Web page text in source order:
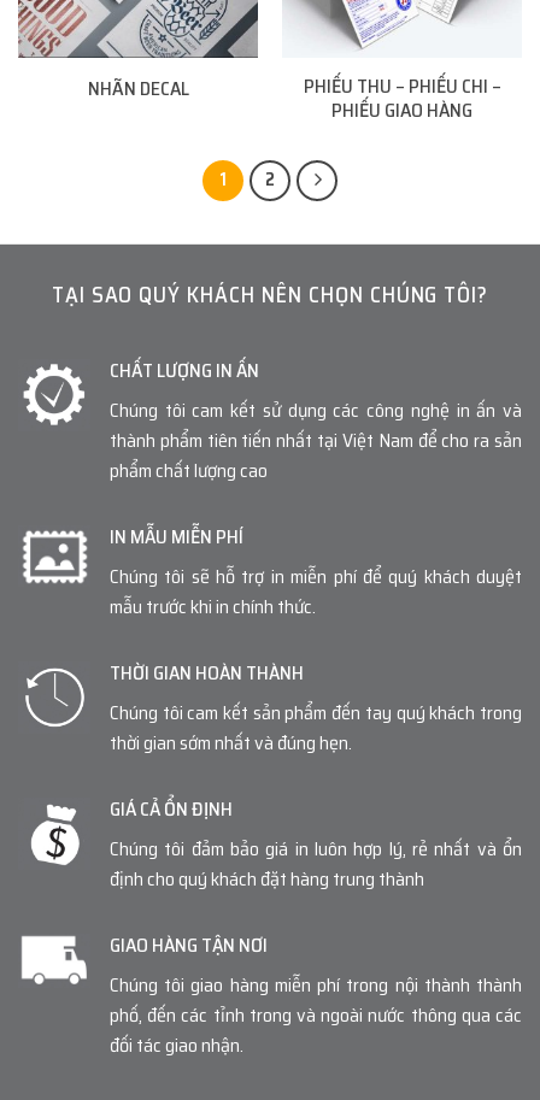
NHÃN DECAL
PHIẾU THU – PHIẾU CHI –
PHIẾU GIAO HÀNG
1 2
TẠI SAO QUÝ KHÁCH NÊN CHỌN CHÚNG TÔI?
CHẤT LƯỢNG IN ẤN
Chúng tôi cam kết sử dụng các công nghệ in ấn và
thành phẩm tiên tiến nhất tại Việt Nam để cho ra sản
phẩm chất lượng cao
IN MẪU MIỄN PHÍ
Chúng tôi sẽ hỗ trợ in miễn phí để quý khách duyệt
mẫu trước khi in chính thức.
THỜI GIAN HOÀN THÀNH
Chúng tôi cam kết sản phẩm đến tay quý khách trong
thời gian sớm nhất và đúng hẹn.
GIÁ CẢ ỔN ĐỊNH
Chúng tôi đảm bảo giá in luôn hợp lý, rẻ nhất và ổn
định cho quý khách đặt hàng trung thành
GIAO HÀNG TẬN NƠI
Chúng tôi giao hàng miễn phí trong nội thành thành
phố, đến các tỉnh trong và ngoài nước thông qua các
đối tác giao nhận.